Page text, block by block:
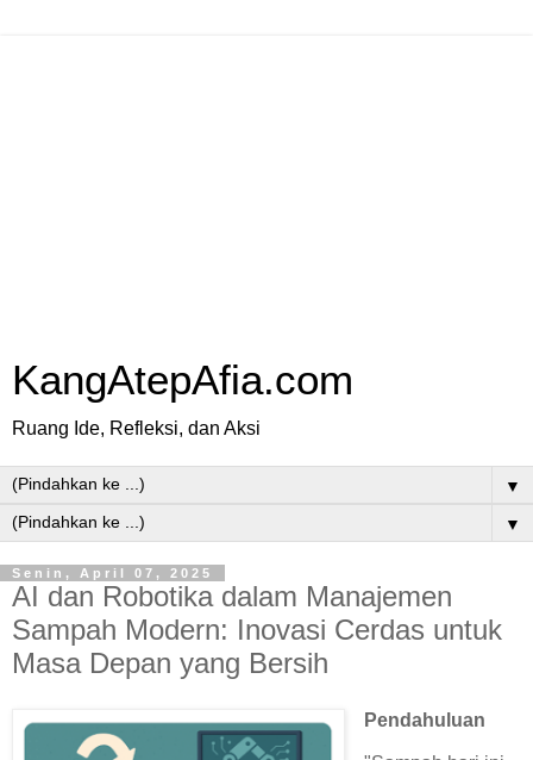
KangAtepAfia.com
Ruang Ide, Refleksi, dan Aksi
▼
▼
Senin, April 07, 2025
AI dan Robotika dalam Manajemen
Sampah Modern: Inovasi Cerdas untuk
Masa Depan yang Bersih
Pendahuluan